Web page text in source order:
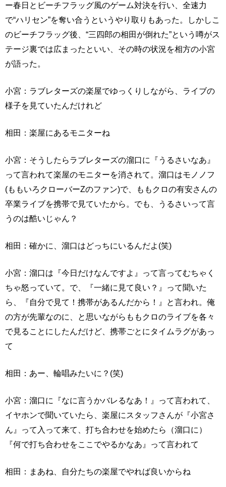
ー春日とビーチフラッグ風のゲーム対決を行い、全速力
で“ハリセン”を奪い合うというやり取りもあった。しかしこ
のビーチフラッグ後、“三四郎の相田が倒れた”という噂がス
テージ裏では広まったといい、その時の状況を相方の小宮
が語った。
小宮：ラブレターズの楽屋でゆっくりしながら、ライブの
様子を見ていたんだけれど
相田：楽屋にあるモニターね
小宮：そうしたらラブレターズの溜口に『うるさいなあ』
って言われて楽屋のモニターを消されて。溜口はモノノフ
(ももいろクローバーZのファン)で、ももクロの有安さんの
卒業ライブを携帯で見ていたから。でも、うるさいって言
うのは酷いじゃん？
相田：確かに、溜口はどっちにいるんだよ(笑)
小宮：溜口は『今日だけなんですよ』って言ってむちゃく
ちゃ怒っていて。で、『一緒に見て良い？』って聞いた
ら、『自分で見て！携帯があるんだから！』と言われ。俺
の方が先輩なのに、と思いながらももクロのライブを各々
で見ることにしたんだけど、携帯ごとにタイムラグがあっ
て
相田：あー、輪唱みたいに？(笑)
小宮：溜口に『なに言うかバレるなあ！』って言われて、
イヤホンで聞いていたら、楽屋にスタッフさんが『小宮さ
ん』って入って来て、打ち合わせを始めたら（溜口に）
『何で打ち合わせをここでやるかなあ』って言われて
相田：まあね、自分たちの楽屋でやれば良いからね